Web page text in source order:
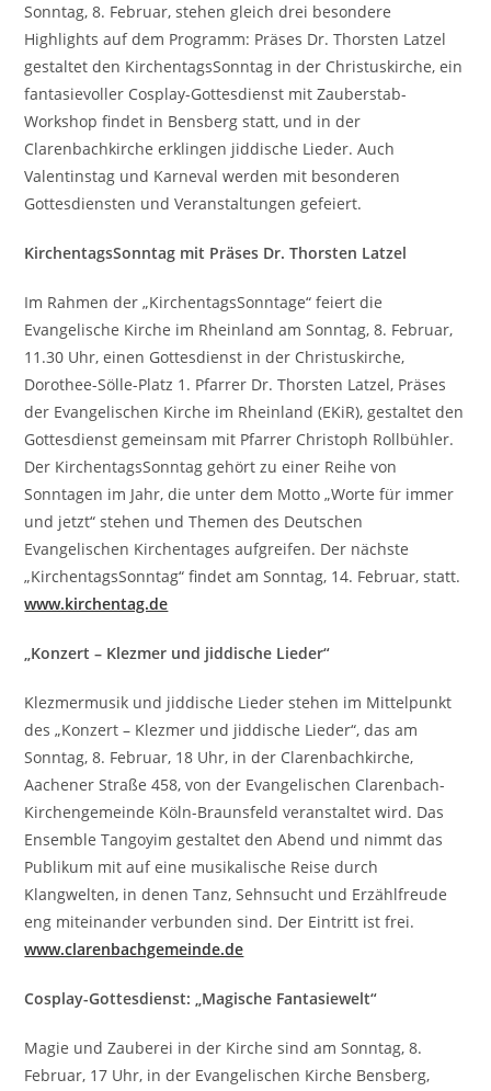
Sonntag, 8. Februar, stehen gleich drei besondere
Highlights auf dem Programm: Präses Dr. Thorsten Latzel
gestaltet den KirchentagsSonntag in der Christuskirche, ein
fantasievoller Cosplay-Gottesdienst mit Zauberstab-
Workshop findet in Bensberg statt, und in der
Clarenbachkirche erklingen jiddische Lieder. Auch
Valentinstag und Karneval werden mit besonderen
Gottesdiensten und Veranstaltungen gefeiert.
KirchentagsSonntag mit Präses Dr. Thorsten Latzel
Im Rahmen der „KirchentagsSonntage“ feiert die
Evangelische Kirche im Rheinland am Sonntag, 8. Februar,
11.30 Uhr, einen Gottesdienst in der Christuskirche,
Dorothee-Sölle-Platz 1. Pfarrer Dr. Thorsten Latzel, Präses
der Evangelischen Kirche im Rheinland (EKiR), gestaltet den
Gottesdienst gemeinsam mit Pfarrer Christoph Rollbühler.
Der KirchentagsSonntag gehört zu einer Reihe von
Sonntagen im Jahr, die unter dem Motto „Worte für immer
und jetzt“ stehen und Themen des Deutschen
Evangelischen Kirchentages aufgreifen. Der nächste
„KirchentagsSonntag“ findet am Sonntag, 14. Februar, statt.
www.kirchentag.de
„Konzert – Klezmer und jiddische Lieder“
Klezmermusik und jiddische Lieder stehen im Mittelpunkt
des „Konzert – Klezmer und jiddische Lieder“, das am
Sonntag, 8. Februar, 18 Uhr, in der Clarenbachkirche,
Aachener Straße 458, von der Evangelischen Clarenbach-
Kirchengemeinde Köln-Braunsfeld veranstaltet wird. Das
Ensemble Tangoyim gestaltet den Abend und nimmt das
Publikum mit auf eine musikalische Reise durch
Klangwelten, in denen Tanz, Sehnsucht und Erzählfreude
eng miteinander verbunden sind. Der Eintritt ist frei.
www.clarenbachgemeinde.de
Cosplay-Gottesdienst: „Magische Fantasiewelt“
Magie und Zauberei in der Kirche sind am Sonntag, 8.
Februar, 17 Uhr, in der Evangelischen Kirche Bensberg,